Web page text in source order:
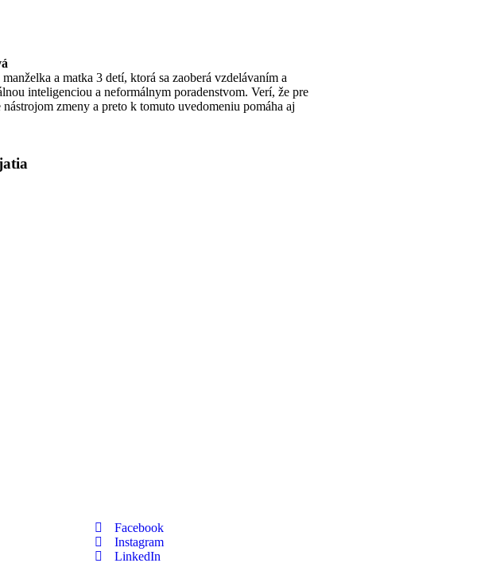
a matka 3 detí, ktorá sa zaoberá vzdelávaním a
inteligenciou a neformálnym poradenstvom. Verí, že pre
zmeny a preto k tomuto uvedomeniu pomáha aj
Facebook
Instagram
LinkedIn